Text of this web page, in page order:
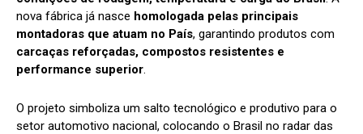
nova fábrica já nasce homologada pelas principais
montadoras que atuam no País, garantindo produtos com
carcaças reforçadas, compostos resistentes e
performance superior.
O projeto simboliza um salto tecnológico e produtivo para o
setor automotivo nacional, colocando o Brasil no radar das